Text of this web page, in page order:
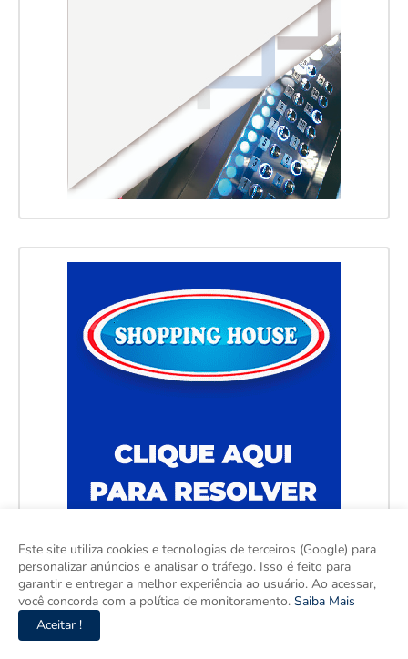
Este site utiliza cookies e tecnologias de terceiros (Google) para
personalizar anúncios e analisar o tráfego. Isso é feito para
garantir e entregar a melhor experiência ao usuário. Ao acessar,
você concorda com a política de monitoramento. Saiba Mais
Aceitar !